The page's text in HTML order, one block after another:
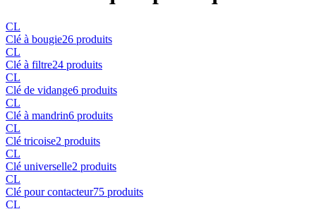
CL
Clé à bougie26 produits
CL
Clé à filtre24 produits
CL
Clé de vidange6 produits
CL
Clé à mandrin6 produits
CL
Clé tricoise2 produits
CL
Clé universelle2 produits
CL
Clé pour contacteur75 produits
CL